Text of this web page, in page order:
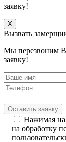
заявку!
X
Вызвать
Мы перезвоним
заявку!
Нажимая на
на обработку